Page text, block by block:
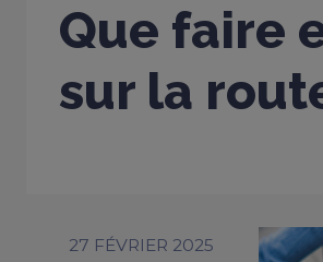
Que faire
sur la
27 FÉVRIER 2025